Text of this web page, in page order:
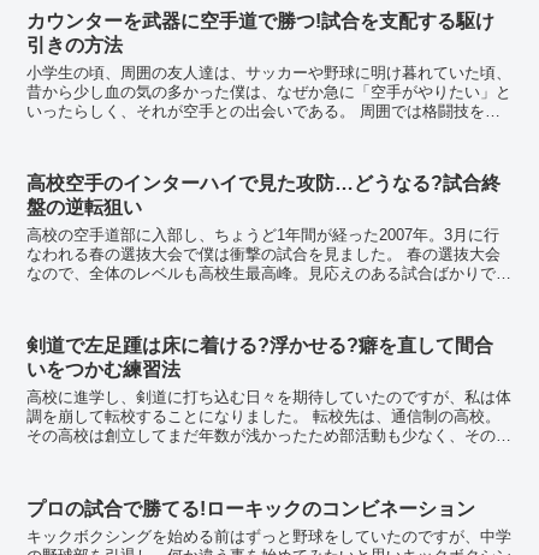
カウンターを武器に空手道で勝つ!試合を支配する駆け
引きの方法
小学生の頃、周囲の友人達は、サッカーや野球に明け暮れていた頃、
昔から少し血の気の多かった僕は、なぜか急に「空手がやりたい」と
いったらしく、それが空手との出会いである。 周囲では格闘技をや
高校空手のインターハイで見た攻防…どうなる?試合終
盤の逆転狙い
高校の空手道部に入部し、ちょうど1年間が経った2007年。3月に行
なわれる春の選抜大会で僕は衝撃の試合を見ました。 春の選抜大会
なので、全体のレベルも高校生最高峰。見応えのある試合ばかりでし
剣道で左足踵は床に着ける?浮かせる?癖を直して間合
いをつかむ練習法
高校に進学し、剣道に打ち込む日々を期待していたのですが、私は体
調を崩して転校することになりました。 転校先は、通信制の高校。
その高校は創立してまだ年数が浅かったため部活動も少なく、その中
プロの試合で勝てる!ローキックのコンビネーション
キックボクシングを始める前はずっと野球をしていたのですが、中学